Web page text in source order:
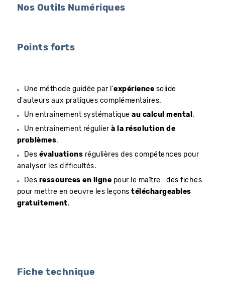
Nos Outils Numériques
Points forts
Une méthode guidée par l'expérience solide
d'auteurs aux pratiques complémentaires.
Un entraînement systématiqueau calcul mental .
Un entraînement régulierà la résolution de
problèmes.
Des évaluations régulières des compétences pour
analyser les difficultés.
Des ressources en ligne pour le maître : des fiches
pour mettre en oeuvre les leçonstéléchargeables
gratuitement.
Fiche technique